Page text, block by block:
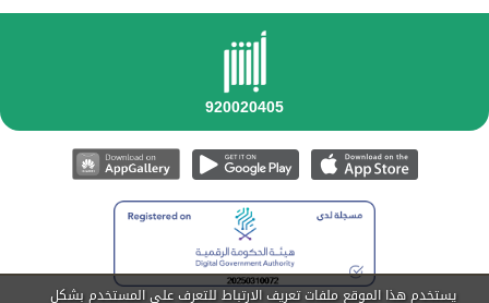
يستخدم هذا الموقع ملفات تعريف الارتباط للتعرف على المستخدم بشكل